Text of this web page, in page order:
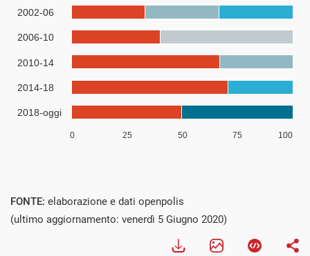
FONTE: elaborazione e dati openpolis
(ultimo aggiornamento: venerdì 5 Giugno 2020)